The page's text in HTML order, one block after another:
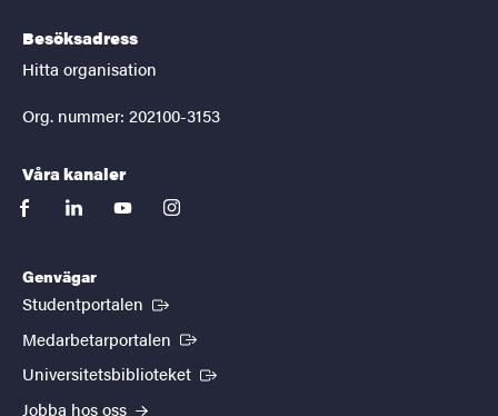
Besöksadress
Hitta organisation
Org. nummer: 202100-3153
Våra kanaler
facebooklinkedinyoutubeinstagram
Genvägar
Studentportalen (Extern länk)
Medarbetarportalen (Extern länk)
Universitetsbiblioteket (Extern länk)
Jobba hos oss